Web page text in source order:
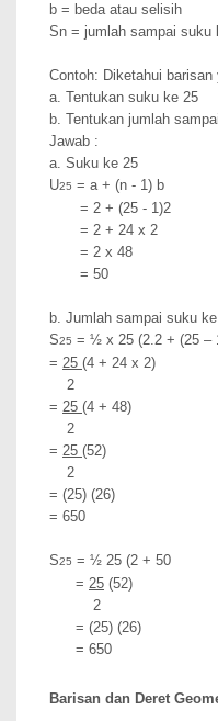
b = beda atau selisih
Sn = jumlah sampai suku
Contoh: Diketahui
a. Tentukan suku ke 25
b. Tentukan jumlah
Jawab :
a. Suku ke 25
U25 = a + (n - 1) b
= 2 + (25 - 1)2
= 2 + 24 x 2
= 2 x 48
= 50
b. Jumlah sampai suku
S25 = ½ x 25 (2.2 + (25 –
= 25 (4 + 24 x 2)
2
= 25 (4 + 48)
2
= 25 (52)
2
= (25) (26)
= 650
S25 = ½ 25 (2 + 50
= 25 (52)
2
= (25) (26)
= 650
Barisan dan Deret